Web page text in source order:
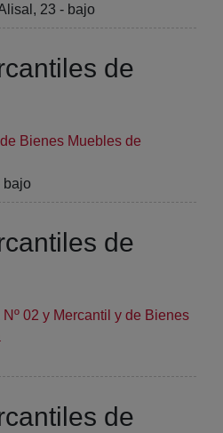
23 - bajo
de
Bienes Muebles de
bajo
de
02 y Mercantil y de Bienes
de